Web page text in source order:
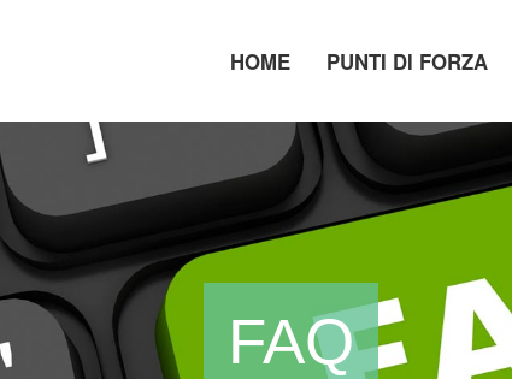
HOME PUNTI DI FORZA
FAQ